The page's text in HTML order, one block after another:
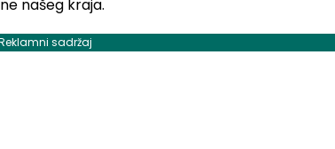
našeg kraja.
sadržaj